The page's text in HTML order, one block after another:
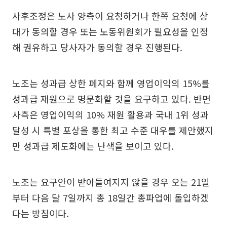
사후조정은 노사 양측이 요청하거나 한쪽 요청에 상
대가 동의할 경우 또는 노동위원회가 필요성을 인정
해 권유하고 당사자가 동의할 경우 진행된다.
노조는 성과급 상한 폐지와 함께 영업이익의 15%를
성과급 재원으로 명문화할 것을 요구하고 있다. 반면
사측은 영업이익의 10% 재원 활용과 국내 1위 성과
달성 시 특별 포상을 통한 최고 수준 대우를 제안했지
만 성과급 제도화에는 난색을 보이고 있다.
노조는 요구안이 받아들여지지 않을 경우 오는 21일
부터 다음 달 7일까지 총 18일간 총파업에 돌입하겠
다는 방침이다.